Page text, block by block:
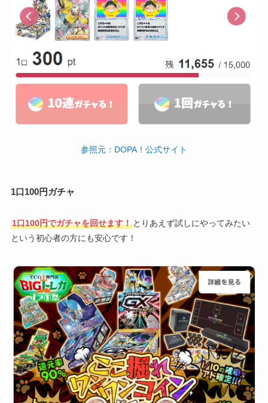
参照元：DOPA！公式サイト
1口100円ガチャ
1口100円でガチャを回せます！とりあえず試しにやってみたい
という初心者の方にも安心です！